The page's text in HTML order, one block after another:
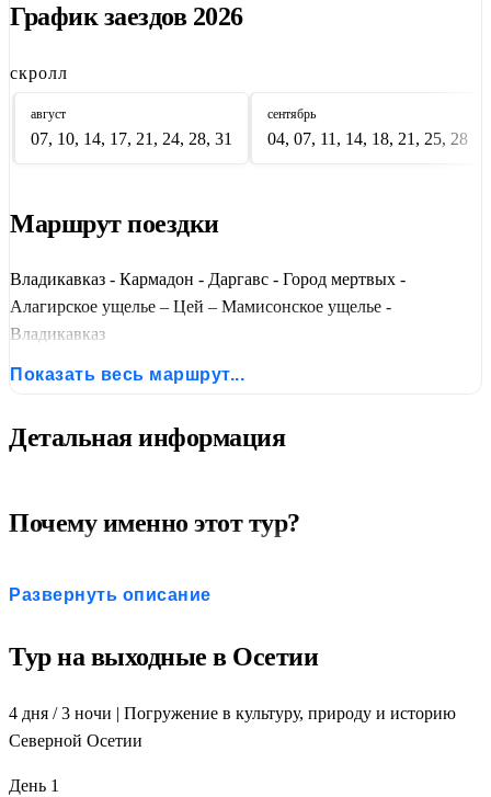
Тур включает групповые трансферы, экскурсии с гидами,
на-Дону.
График заездов 2026
скролл
август
07, 10, 14, 17, 21, 24, 28, 31
сентябрь
04, 07, 11, 14, 18, 21, 25, 28
Маршрут поездки
Владикавказ - Кармадон - Даргавс - Город мертвых -
Алагирское ущелье – Цей – Мамисонское ущелье -
Владикавказ
Показать весь маршрут...
Детальная информация
Почему именно этот тур?
Три ущелья:Кармадон, Куртатин, Алагир — максимум
Даргавс — Город мёртвых:уникальное культовое
Цей и ледник Сказ:высокогорная красота и канатная
дорога
Развернуть описание
Тур на выходные в Осетии
4 дня / 3 ночи | Погружение в культуру, природу и историю
Северной Осетии
День 1